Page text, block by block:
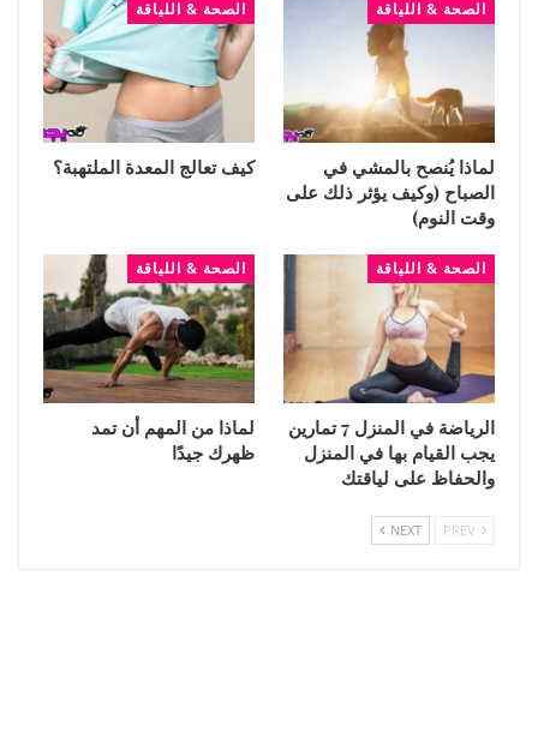
الصحة & اللياقة
لماذا يُنصح بالمشي في
الصباح (وكيف يؤثر ذلك على
وقت النوم)
الصحة & اللياقة
كيف تعالج المعدة الملتهبة؟
الصحة & اللياقة
الرياضة في المنزل 7 تمارين
يجب القيام بها في المنزل
والحفاظ على لياقتك
الصحة & اللياقة
لماذا من المهم أن تمد
ظهرك جيدًا
NEXT